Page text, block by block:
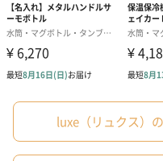
ダンボール装飾（ひま
わり）（720円）
ダ
紙袋
お渡し用の紙袋です。
商品に合わせたサイズをお
luxe（リュクス）